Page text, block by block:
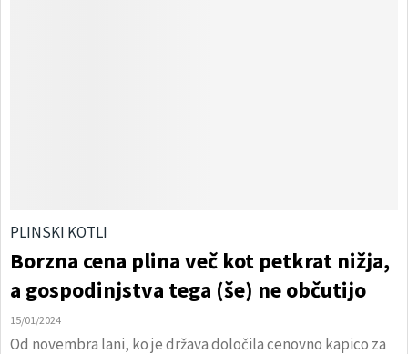
PLINSKI KOTLI
Borzna cena plina več kot petkrat nižja,
a gospodinjstva tega (še) ne občutijo
15/01/2024
Od novembra lani, ko je država določila cenovno kapico za